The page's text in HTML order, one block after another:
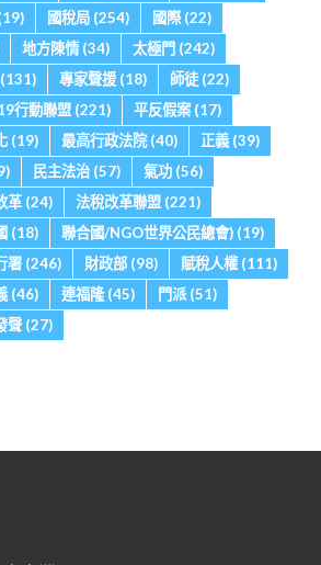
國稅局 (254) 國際(22)
地方陳情(34) 太極門 (242)
專家聲援(18) 師徒(22)
行動聯盟 (221) 平反假案(17)
(19) 最高行政法院(40) 正義 (39)
民主法治 (57) 氣功 (56)
革 (24) 法稅改革聯盟 (221)
(18) 聯合國/NGO世界公民總會) (19)
署 (246) 財政部 (98) 賦稅人權(111)
(46) 連福隆(45) 門派(51)
聲 (27)